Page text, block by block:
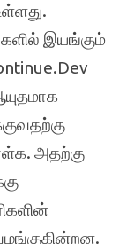
இயங்கும்
அதற்கு